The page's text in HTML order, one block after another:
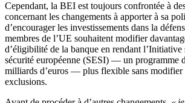
Cependant, la BEI est toujours confrontée à
concernant les changements à apporter à sa
d’encourager les investissements dans la
membres de l’UE souhaitent modifier
d’éligibilité de la banque en rendant l’Initiative
sécurité européenne (SESI) — un programme
milliards d’euros — plus flexible sans modifier
exclusions.